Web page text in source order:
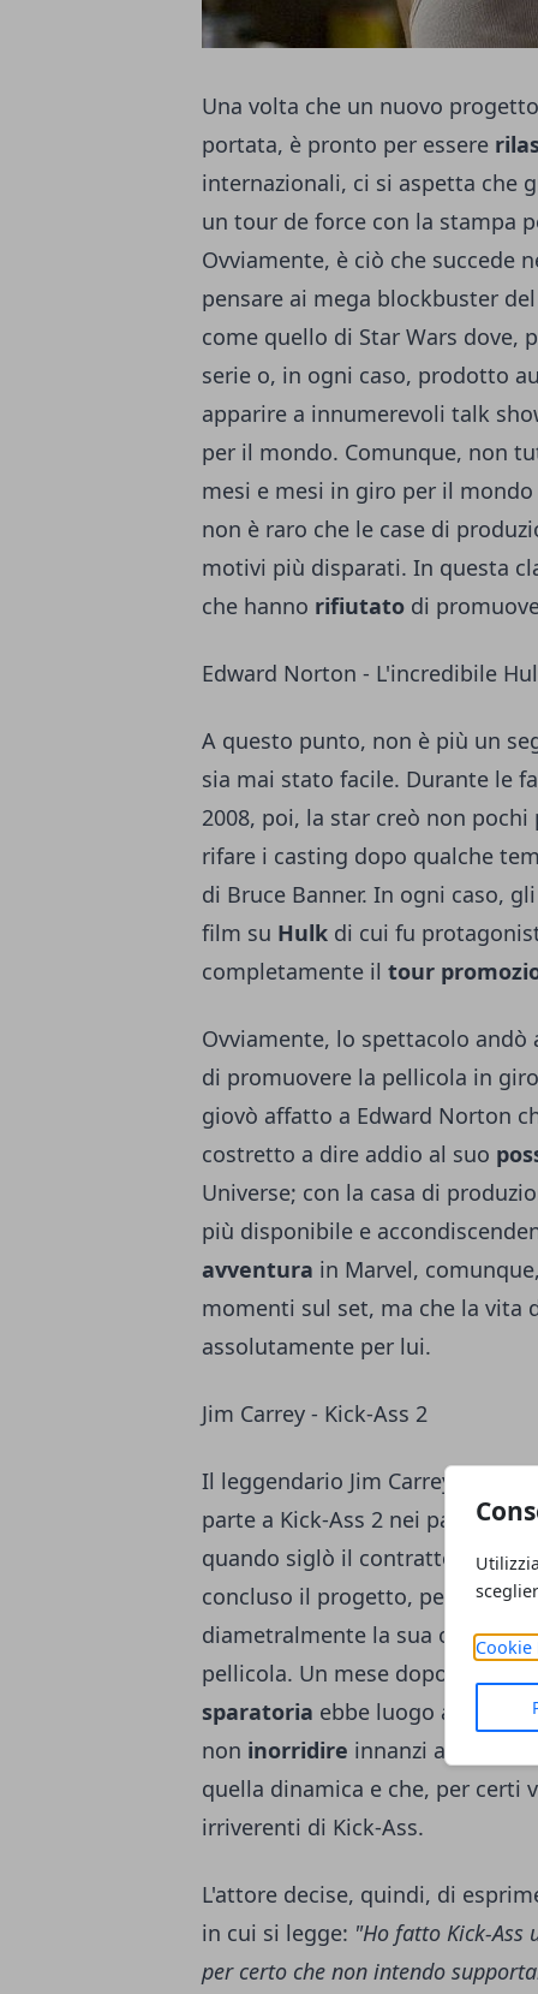
Cookie
Una volta che un nuovo
portata, è pronto per essere
internazionali, ci si aspetta che
un tour de force con la stampa
Ovviamente, è ciò che succede
pensare ai mega blockbuster del
come quello di Star Wars dove,
serie o, in ogni caso, prodotto
apparire a innumerevoli talk
per il mondo. Comunque, non
mesi e mesi in giro per il
non è raro che le case di
motivi più disparati. In questa
che hanno rifiutato di
Edward Norton - L'incredibile
A questo punto, non è più un
sia mai stato facile. Durante le
2008, poi, la star creò non
rifare i casting dopo qualche
di Bruce Banner. In ogni caso,
film su Hulk di cui fu
completamente il tour
Ovviamente, lo spettacolo
di promuovere la pellicola in
giovò affatto a Edward Norton
costretto a dire addio al suo
Universe; con la casa di
più disponibile e
avventura in Marvel,
momenti sul set, ma che la vita
assolutamente per lui.
Jim Carrey - Kick-Ass 2
Il leggendario Jim Carrey fu ben
parte a Kick-Ass 2 nei panni del
quando siglò il contratto, si
concluso il progetto, però,
diametralmente la sua opinione
pellicola. Un mese dopo la fine
sparatoria ebbe luogo alla
non inorridire innanzi alle
quella dinamica e che, per certi
irriverenti di Kick-Ass.
L'attore decise, quindi, di
in cui si legge: "Ho fatto Kick-Ass
per certo che non intendo